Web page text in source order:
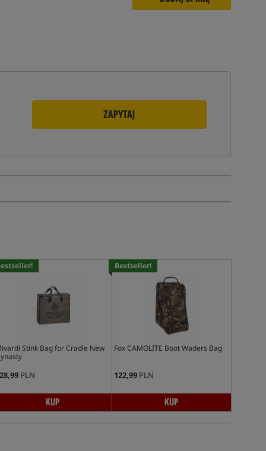
ZAPYTAJ
Stink Bag for Cradle New
PLN
KUP
Bestseller!
Fox CAMOLITE Boot Waders Bag
122,99PLN
KUP